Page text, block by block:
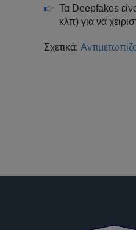
Τα Deepfakes
κλπ) για να
Σχετικά: